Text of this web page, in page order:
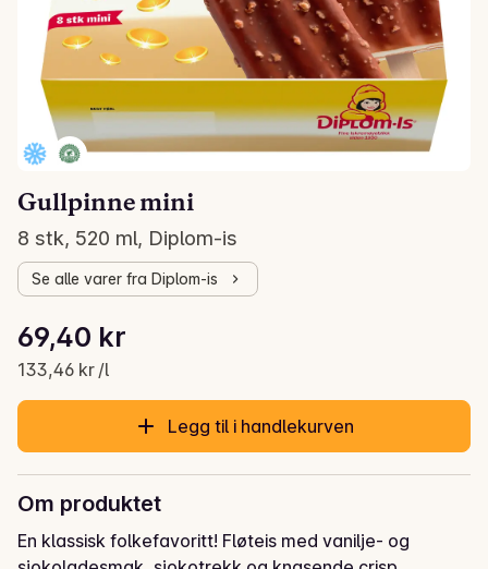
Gullpinne mini
8 stk, 520 ml, Diplom-is
Se alle varer fra Diplom-is
Gjeldende pris er: 69,40 kr
69,40 kr
133,46 kr /l
Stykkpris: 133,46 kr /l
Legg til i handlekurven
Om produktet
En klassisk folkefavoritt! Fløteis med vanilje- og